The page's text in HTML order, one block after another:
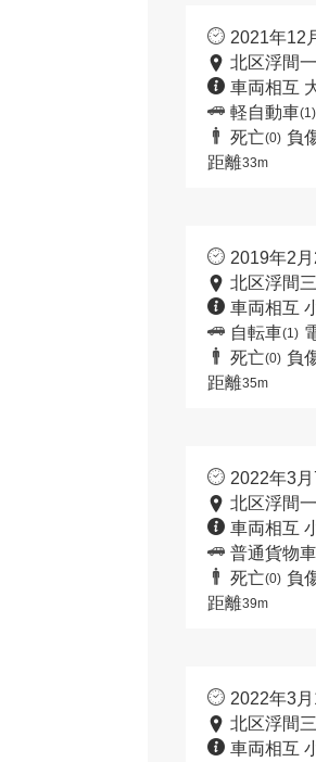
2021年12
北区浮間
車両相互
軽自動車(1)
死亡(0) 負
距離33m
2019年2
北区浮間
車両相互
自転車(1)
死亡(0) 負
距離35m
2022年3
北区浮間
車両相互
普通貨物車
死亡(0) 負
距離39m
2022年3
北区浮間
車両相互